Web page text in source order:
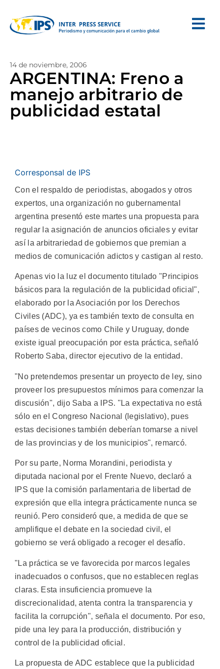
14 de noviembre, 2006
ARGENTINA: Freno a
manejo arbitrario de
publicidad estatal
Corresponsal de IPS
Con el respaldo de periodistas, abogados y otros
expertos, una organización no gubernamental
argentina presentó este martes una propuesta para
regular la asignación de anuncios oficiales y evitar
así la arbitrariedad de gobiernos que premian a
medios de comunicación adictos y castigan al resto.
Apenas vio la luz el documento titulado "Principios
básicos para la regulación de la publicidad oficial",
elaborado por la Asociación por los Derechos
Civiles (ADC), ya es también texto de consulta en
países de vecinos como Chile y Uruguay, donde
existe igual preocupación por esta práctica, señaló
Roberto Saba, director ejecutivo de la entidad.
"No pretendemos presentar un proyecto de ley, sino
proveer los presupuestos mínimos para comenzar la
discusión", dijo Saba a IPS. "La expectativa no está
sólo en el Congreso Nacional (legislativo), pues
estas decisiones también deberían tomarse a nivel
de las provincias y de los municipios", remarcó.
Por su parte, Norma Morandini, periodista y
diputada nacional por el Frente Nuevo, declaró a
IPS que la comisión parlamentaria de libertad de
expresión que ella integra prácticamente nunca se
reunió. Pero consideró que, a medida de que se
amplifique el debate en la sociedad civil, el
gobierno se verá obligado a recoger el desafío.
"La práctica se ve favorecida por marcos legales
inadecuados o confusos, que no establecen reglas
claras. Esta insuficiencia promueve la
discrecionalidad, atenta contra la transparencia y
facilita la corrupción", señala el documento. Por eso,
pide una ley para la producción, distribución y
control de la publicidad oficial.
La propuesta de ADC establece que la publicidad